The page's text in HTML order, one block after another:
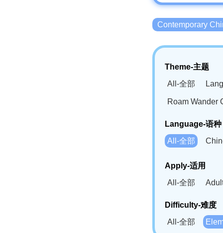
Contemporary
Theme-主题
All-全部
Roam Wander
Language-语种
All-全部
Bahasa
Swahili(SW)-
Apply-适用
All-全部
Difficulty-难度
All-全部